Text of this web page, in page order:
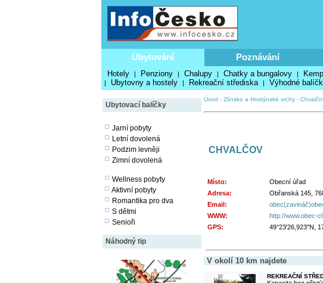
Ubytování Poznávání
Hotely | Penziony | Chalupy | Chatky a bungalovy |
| Ubytovny a hostely | Rekreační střediska | Výhodné
Ubytovací balíčky
Jarní pobyty
Letní dovolená
Podzim levněji
Zimní dovolená
Wellness pobyty
Aktivní pobyty
Romantika pro dva
S dětmi
Senioři
Náhodný tip
Úvod - Zlínsko a Hostýnské vrchy-
CHVALČOV
Místo:
Obecní úřad
Adresa:
Obřanská 145,
Email:
WWW:
http://www.obec-
GPS:
49°23'26,923"N,
V okolí 10 km najdete
REKREAČNÍ